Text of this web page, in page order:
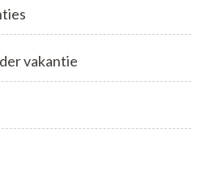
vakantie